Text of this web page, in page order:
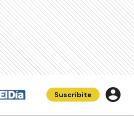
Suscribite